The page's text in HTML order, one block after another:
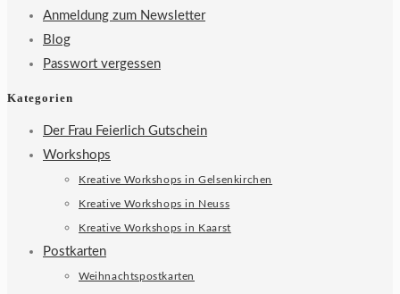
Anmeldung zum Newsletter
Blog
Passwort vergessen
Kategorien
Der Frau Feierlich Gutschein
Workshops
Kreative Workshops in Gelsenkirchen
Kreative Workshops in Neuss
Kreative Workshops in Kaarst
Postkarten
Weihnachtspostkarten